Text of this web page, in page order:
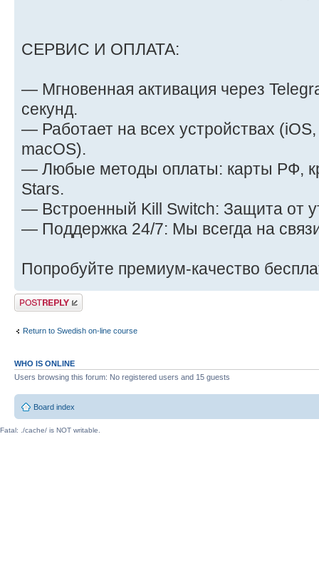
СЕРВИС И ОПЛАТА:
— Мгновенная активация через
секунд.
— Работает на всех устройствах
macOS).
— Любые методы оплаты: карты РФ,
Stars.
— Встроенный Kill Switch: Защита от
— Поддержка 24/7: Мы всегда на
Попробуйте премиум-качество
Post a reply
Return to Swedish on-line course
WHO IS ONLINE
Users browsing this forum: No registered users and 15 guests
Board index
Fatal: ./cache/ is NOT writable.